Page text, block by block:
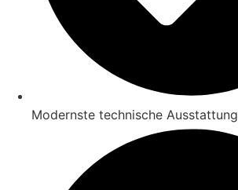
Modernste technische Ausstattung